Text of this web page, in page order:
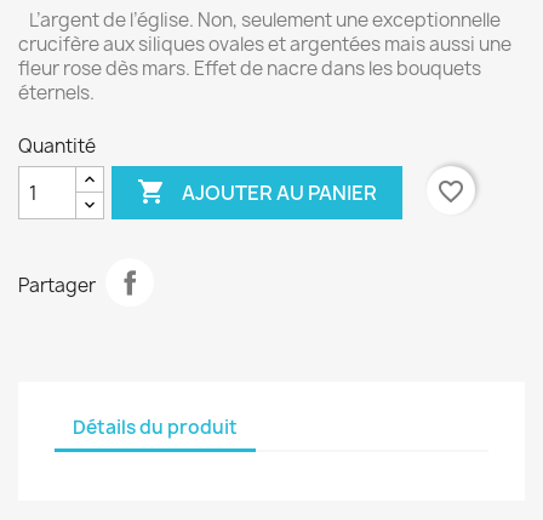
L’argent de l’église. Non, seulement une exceptionnelle
crucifère aux siliques ovales et argentées mais aussi une
fleur rose dès mars. Effet de nacre dans les bouquets
éternels.
Quantité
 AJOUTER AU PANIER favorite_border
Partager
Détails du produit